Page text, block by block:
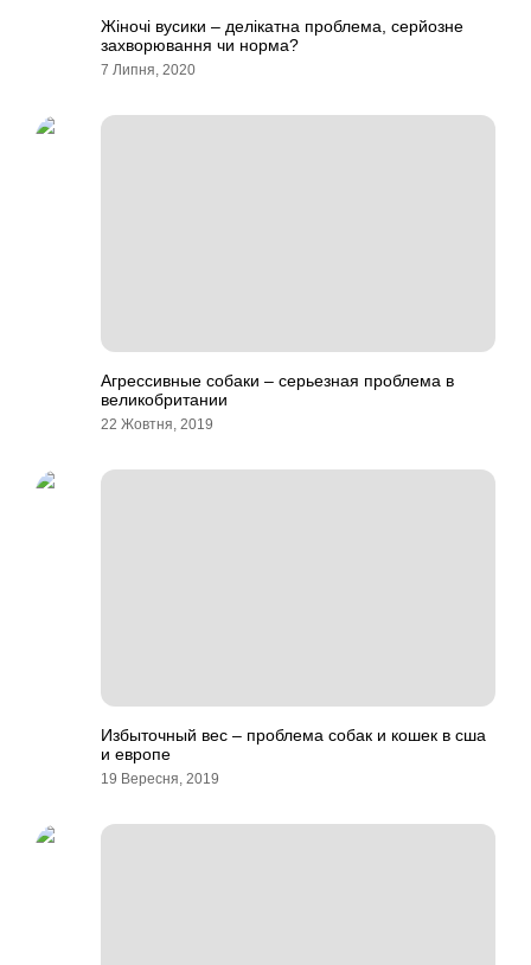
Жіночі вусики – делікатна проблема, серйозне
захворювання чи норма?
7 Липня, 2020
Агрессивные собаки – серьезная проблема в
великобритании
22 Жовтня, 2019
Избыточный вес – проблема собак и кошек в сша
и европе
19 Вересня, 2019